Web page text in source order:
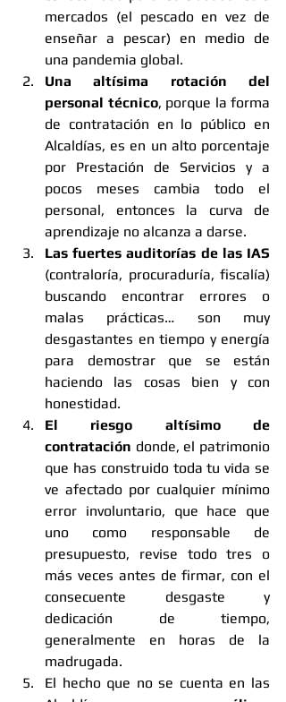
mercados (el pescado en vez de
enseñar a pescar) en medio de
una pandemia global.
Una altísima rotación del
personal técnico, porque la forma
de contratación en lo público en
Alcaldías, es en un alto porcentaje
por Prestación de Servicios y a
pocos meses cambia todo el
personal, entonces la curva de
aprendizaje no alcanza a darse.
Las fuertes auditorías de las IAS
(contraloría, procuraduría, fiscalía)
buscando encontrar errores o
malas prácticas… son muy
desgastantes en tiempo y energía
para demostrar que se están
haciendo las cosas bien y con
honestidad.
El riesgo altísimo de
contratación donde, el patrimonio
que has construido toda tu vida se
ve afectado por cualquier mínimo
error involuntario, que hace que
uno como responsable de
presupuesto, revise todo tres o
más veces antes de firmar, con el
consecuente desgaste y
dedicación de tiempo,
generalmente en horas de la
madrugada.
El hecho que no se cuenta en las